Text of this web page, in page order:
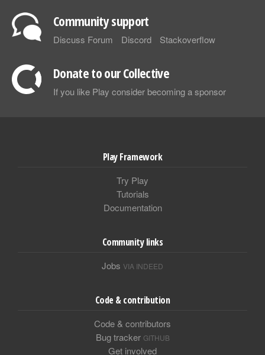
Community support
Discuss Forum Discord Stackoverflow
Donate to our Collective
If you like Play consider becoming a sponsor
Play Framework
Try Play
Tutorials
Documentation
Community links
Jobs VIA INDEED
Code & contribution
Code & contributors
Bug tracker GITHUB
Get involved